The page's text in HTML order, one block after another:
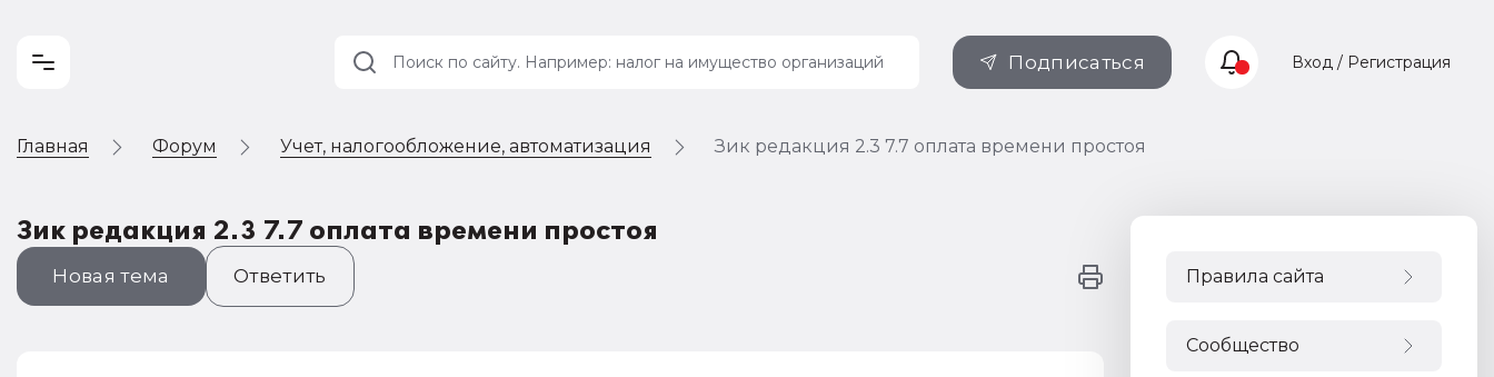
Подписаться Вход / Регистрация
Главная Форум Учет, налогообложение, автоматизация Зик редакция 2.3 7.7 оплата времени простоя
Зик редакция 2.3 7.7 оплата времени простоя
Новая тема Ответить Правила сайта
Сообщество
Учет и
Автоматизация